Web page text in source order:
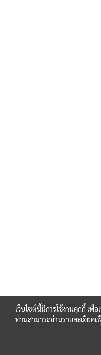
เว็บไซต์นี้มีการใช้งานคุกกี้ เพื่
ท่านสามารถอ่านรายละเอียดเ